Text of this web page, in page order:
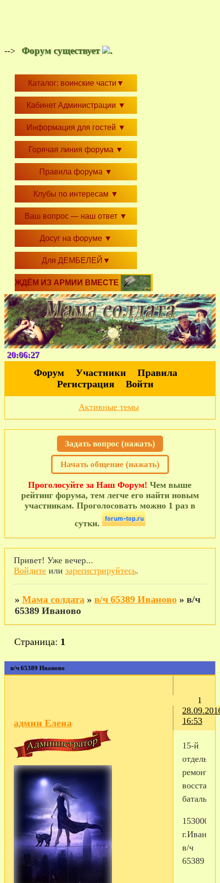
--> Форум существует .
Каталог: воинские части ▼
Кабинет Администрации ▼
Информация для гостей ▼
Горячая линия форума ▼
Правила форума ▼
Клубы по интересам ▼
Ваш вопрос — наш ответ ▼
Досуг на форуме ▼
Для ДЕМБЕЛЕЙ ▼
ЖДЁМ ИЗ АРМИИ ВМЕСТЕ
20:06:28
Форум Участники
Правила
Регистрация
Войти
Активные темы
Задать вопрос (нажать)
Начать общение (нажать)
Проголосуйте за Наш Форум! Чем выше
рейтинг форума, тем легче его найти новым
участникам. Проголосовать можно 1 раз в
сутки.
Привет! Уже вечер...
Войдитеили зарегистрируйтесь.
» Мама солдата » в/ч 65389 Иваново » в/ч
65389 Иваново
в/ч 65389 Иваново
Страница: 1
1
16:53
админ Елена
15-й
батальон
153000,
в/ч
65389